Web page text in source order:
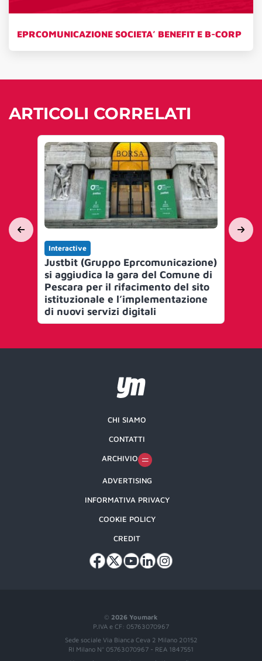
EPRCOMUNICAZIONE SOCIETA’ BENEFIT E B-CORP
ARTICOLI CORRELATI
Interactive
Justbit (Gruppo Eprcomunicazione)
si aggiudica la gara del Comune di
Pescara per il rifacimento del sito
istituzionale e l’implementazione
di nuovi servizi digitali
© 2026 Youmark
P.IVA e CF: 05763070967
Sede sociale Via Bianca Ceva 2 Milano 20152
RI Milano N° 05763070967 - REA 1847551
CHI SIAMO
CONTATTI
ARCHIVIO
ADVERTISING
INFORMATIVA PRIVACY
COOKIE POLICY
CREDIT